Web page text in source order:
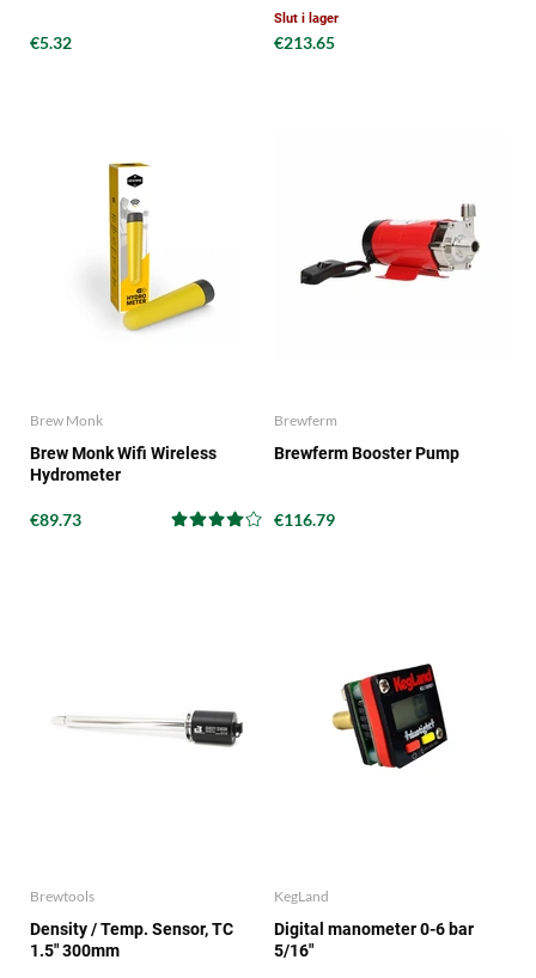
€5.32
Slut i lager
€213.65
Brew Monk
Brew Monk Wifi Wireless
Hydrometer
€89.73
Brewferm
Brewferm Booster Pump
€116.79
Brewtools
Density / Temp. Sensor, TC
1.5" 300mm
KegLand
Digital manometer 0-6 bar
5/16"